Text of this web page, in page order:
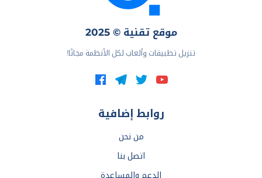
موقع تقنية © 2025
تنزيل تطبيقات وألعاب لكل الأنظمة مجانًا!
روابط إضافية
من نحن
اتصل بنا
الدعم والمساعدة